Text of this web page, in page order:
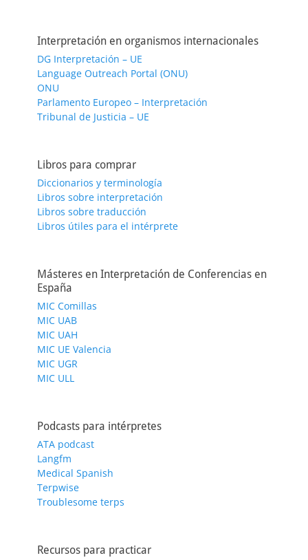
Interpretación en organismos internacionales
DG Interpretación – UE
Language Outreach Portal (ONU)
ONU
Parlamento Europeo – Interpretación
Tribunal de Justicia – UE
Libros para comprar
Diccionarios y terminología
Libros sobre interpretación
Libros sobre traducción
Libros útiles para el intérprete
Másteres en Interpretación de Conferencias en
España
MIC Comillas
MIC UAB
MIC UAH
MIC UE Valencia
MIC UGR
MIC ULL
Podcasts para intérpretes
ATA podcast
Langfm
Medical Spanish
Terpwise
Troublesome terps
Recursos para practicar